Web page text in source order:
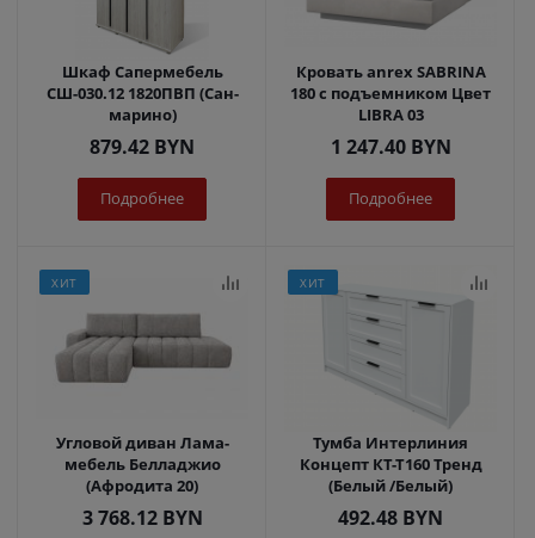
Шкаф Сапермебель
СШ-030.12 1820ПВП (Сан-
марино)
879.42 BYN
Подробнее
Кровать anrex SABRINA
180 с подъемником Цвет
LIBRA 03
1 247.40BYN
Подробнее
ХИТ
Угловой диван Лама-
мебель Белладжио
(Афродита 20)
3 768.12BYN
ХИТ
Тумба Интерлиния
Концепт КТ-Т160 Тренд
(Белый /Белый)
492.48 BYN